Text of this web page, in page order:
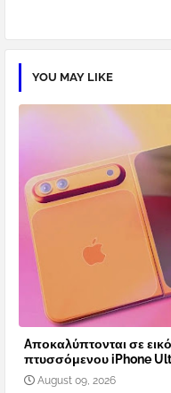
YOU MAY LIKE
Aποκαλύπτονται σε
πτυσσόμενου iPhone
August 09, 2026